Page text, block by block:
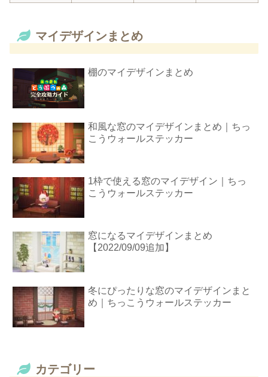
マイデザインまとめ
棚のマイデザインまとめ
和風な窓のマイデザインまとめ｜ちっ
こうウォールステッカー
1枠で使える窓のマイデザイン｜ちっ
こうウォールステッカー
窓になるマイデザインまとめ
【2022/09/09追加】
冬にぴったりな窓のマイデザインまと
め｜ちっこうウォールステッカー
カテゴリー